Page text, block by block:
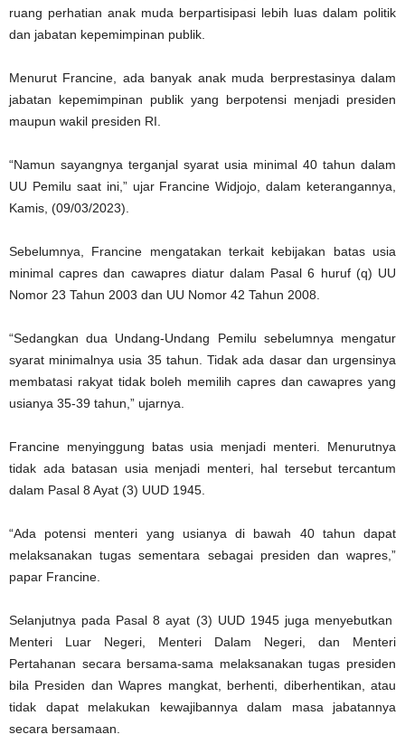
ruang perhatian anak muda berpartisipasi lebih luas dalam politik
dan jabatan kepemimpinan publik.
Menurut Francine, ada banyak anak muda berprestasinya dalam
jabatan kepemimpinan publik yang berpotensi menjadi presiden
maupun wakil presiden RI.
“Namun sayangnya terganjal syarat usia minimal 40 tahun dalam
UU Pemilu saat ini,” ujar Francine Widjojo, dalam keterangannya,
Kamis, (09/03/2023).
Sebelumnya, Francine mengatakan terkait kebijakan batas usia
minimal capres dan cawapres diatur dalam Pasal 6 huruf (q) UU
Nomor 23 Tahun 2003 dan UU Nomor 42 Tahun 2008.
“Sedangkan dua Undang-Undang Pemilu sebelumnya mengatur
syarat minimalnya usia 35 tahun. Tidak ada dasar dan urgensinya
membatasi rakyat tidak boleh memilih capres dan cawapres yang
usianya 35-39 tahun,” ujarnya.
Francine menyinggung batas usia menjadi menteri. Menurutnya
tidak ada batasan usia menjadi menteri, hal tersebut tercantum
dalam Pasal 8 Ayat (3) UUD 1945.
“Ada potensi menteri yang usianya di bawah 40 tahun dapat
melaksanakan tugas sementara sebagai presiden dan wapres,”
papar Francine.
Selanjutnya pada Pasal 8 ayat (3) UUD 1945 juga menyebutkan
Menteri Luar Negeri, Menteri Dalam Negeri, dan Menteri
Pertahanan secara bersama-sama melaksanakan tugas presiden
bila Presiden dan Wapres mangkat, berhenti, diberhentikan, atau
tidak dapat melakukan kewajibannya dalam masa jabatannya
secara bersamaan.